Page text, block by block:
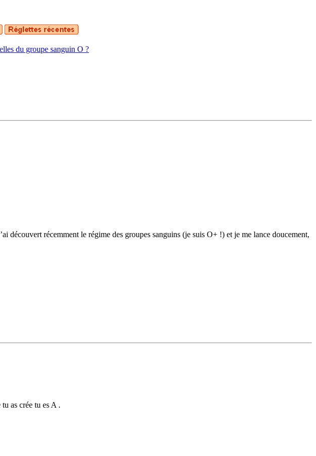
du groupe sanguin O ?
découvert récemment le régime des groupes sanguins (je suis O+ !) et je me lance doucement,
as crée tu es A .